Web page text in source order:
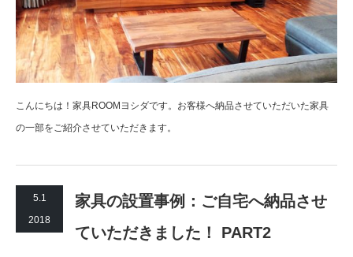
こんにちは！家具ROOMヨシダです。お客様へ納品させていただいた家具
の一部をご紹介させていただきます。
5.1
2018
家具の設置事例：ご自宅へ納品させ
ていただきました！ PART2